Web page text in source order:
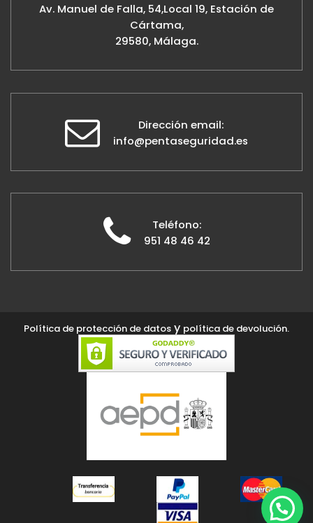
Av. Manuel de Falla, 54,Local 19, Estación de
Cártama,
29580, Málaga.
Dirección email:
info@pentaseguridad.es
Teléfono:
951 48 46 42
Política de protección de datos y política de devolución.